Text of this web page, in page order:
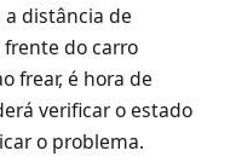
a distância de
do carro
frear, é hora de
verificar o estado
o problema.